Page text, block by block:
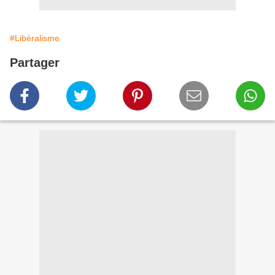
#Libéralisme
Partager